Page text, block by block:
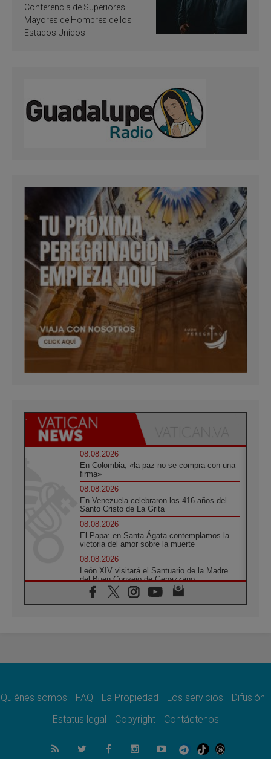
santificación
Conferencia de Superiores
Mayores de Hombres de los
Estados Unidos
08.08.2026
En Colombia, «la paz no se compra con una
firma»
08.08.2026
En Venezuela celebraron los 416 años del
Santo Cristo de La Grita
08.08.2026
El Papa: en Santa Ágata contemplamos la
victoria del amor sobre la muerte
08.08.2026
León XIV visitará el Santuario de la Madre
del Buen Consejo de Genazzano
07.08.2026
Filipinas: el Vicariato Apostólico de Calapán
07.08.2026
07.08.2026
muertos en 300 días
Tagle: La guerra desfigura el mundo, solo la
revelación de Dios lo transfigura
Quiénes somos FAQ La Propiedad Los servicios
Difusión
Estatus legal
Copyright Contáctenos